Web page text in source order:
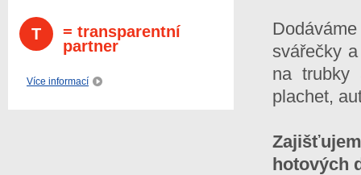
T
= transparentní
partner
Více informací
svářečky
na trubky
plachet,
hotových